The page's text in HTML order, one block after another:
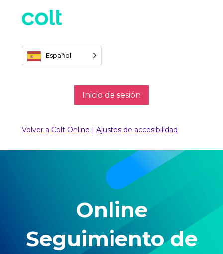
Español
Inicio de sesión
Volver a Colt Online Ajustes de accesibilidad
Online
Seguimiento de